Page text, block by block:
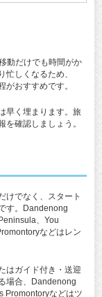
動だけでも時間がか
しくなるため、
おすすめです。
早く埋まります。旅
確認しましょう。
けでなく、スタート
す。Dandenong
、You
などはレン
はガイド付き・送迎
場合、Dandenong
Promontoryなどはツ